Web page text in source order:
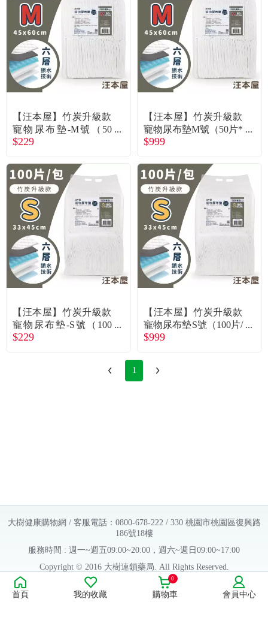
購物流程
會員專區
常見問題
折價券、紅利說明
【汪本屋】竹炭升級款
寵物尿布墊-M號（50
片/包）（廠商直送）
$229
【汪本屋】竹炭升級款
寵物尿布墊M號（50片*
6包/箱購）（廠商直
$999
【汪本屋】竹炭升級款
寵物尿布墊-S號（100
片/包）（廠商直送）
$229
【汪本屋】竹炭升級款
寵物尿布墊S號（100片/
*6包/箱購）（廠商直
$999
1
大樹健康購物網 / 客服電話：0800-678-222 / 330 桃園市桃園區復興路
186號18樓
服務時間 : 週一~週五09:00~20:00，週六~週日09:00~17:00
Copyright © 2016 大樹連鎖藥局. All Rights Reserved.
販售業者資料：
許可執照字號：桃字市藥販字第623202B480 號
首頁 我的收藏 購物車
0
會員中心